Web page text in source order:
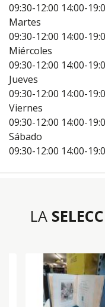
09:30-12:00 14:00-
Martes
09:30-12:00 14:00-
Miércoles
09:30-12:00 14:00-
Jueves
09:30-12:00 14:00-
Viernes
09:30-12:00 14:00-
Sábado
09:30-12:00 14:00-
LA